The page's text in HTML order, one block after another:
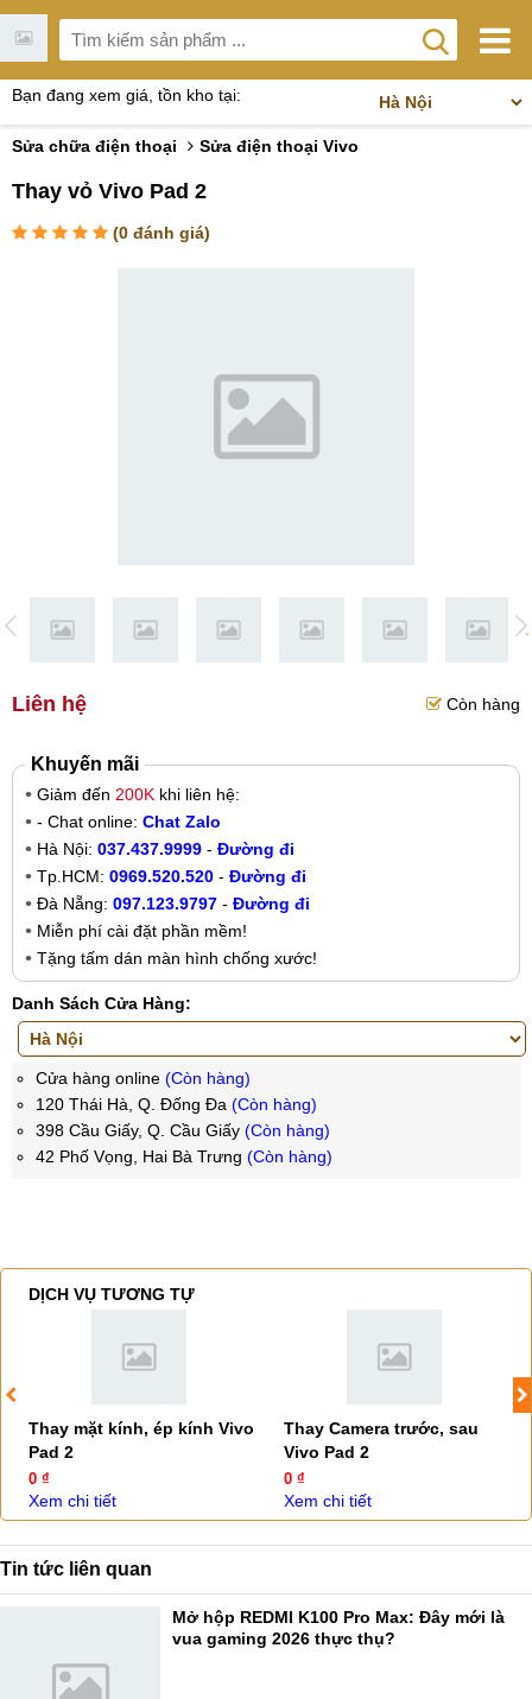
Bạn đang xem giá, tồn kho tại:
Sửa chữa điện thoại Sửa điện thoại Vivo
Thay vỏ Vivo Pad 2
(0 đánh giá)
Liên hệ Còn hàng
Khuyến mãi
Giảm đến 200K khi liên hệ:
- Chat online: Chat Zalo
Hà Nội: 037.437.9999 - Đường đi
Tp.HCM: 0969.520.520 - Đường đi
Đà Nẵng: 097.123.9797 - Đường đi
Miễn phí cài đặt phần mềm!
Tặng tấm dán màn hình chống xước!
Danh Sách Cửa Hàng:
Cửa hàng online (Còn hàng)
120 Thái Hà, Q. Đống Đa (Còn hàng)
398 Cầu Giấy, Q. Cầu Giấy (Còn hàng)
42 Phố Vọng, Hai Bà Trưng (Còn hàng)
DỊCH VỤ TƯƠNG TỰ
Thay mặt kính, ép kính Vivo
Pad 2
0 ₫
Xem chi tiết
Thay Camera trước, sau
Vivo Pad 2
0 ₫
Xem chi tiết
Tin tức liên quan
Mở hộp REDMI K100 Pro Max: Đây mới là
vua gaming 2026 thực thụ?